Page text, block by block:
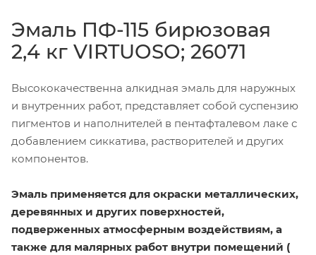
Эмаль ПФ-115 бирюзовая
2,4 кг VIRTUOSO; 26071
Высококачественна алкидная эмаль для наружных
и внутренних работ, представляет собой суспензию
пигментов и наполнителей в пентафталевом лаке с
добавлением сиккатива, растворителей и других
компонентов.
Эмаль применяется для окраски металлических,
деревянных и других поверхностей,
подверженных атмосферным воздействиям, а
также для малярных работ внутри помещений (